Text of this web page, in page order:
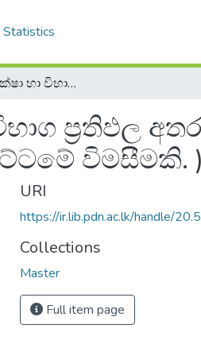
Statistics
ශිෂ්‍ය, ගුරු, අපේක්ෂා හා විභාග ප්‍රතිඵල අතර සබැදියාව ( අ. පො. ස. උසස් පෙළ විභාගය ඇසුරින් පාසල් මට්ටමේ විමසීමකි. )
ප්‍රතිඵල
විමසීමකි. )
URI
https://ir.lib.pdn.ac.lk/handle/
Collections
Master
Full item page